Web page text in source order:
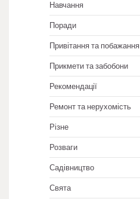
Навчання
Поради
Привітання та побажання
Прикмети та забобони
Рекомендації
Ремонт та нерухомість
Різне
Розваги
Садівництво
Свята